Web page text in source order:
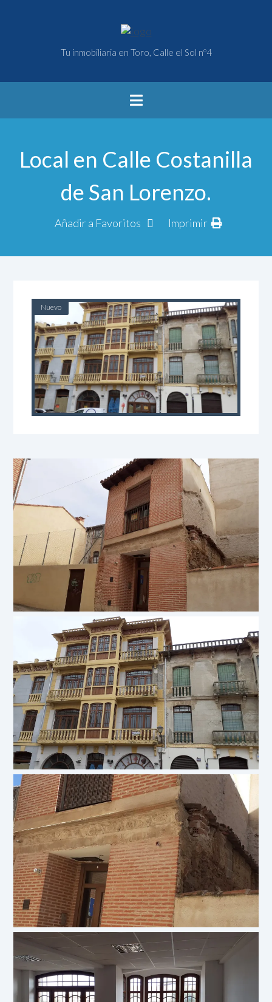
Tu inmobiliaria en Toro, Calle el Sol nº4
Local en Calle Costanilla
de San Lorenzo.
Añadir a Favoritos Imprimir
Nuevo